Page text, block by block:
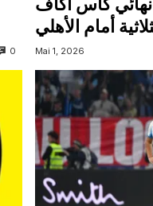
0 Mai 1, 2026